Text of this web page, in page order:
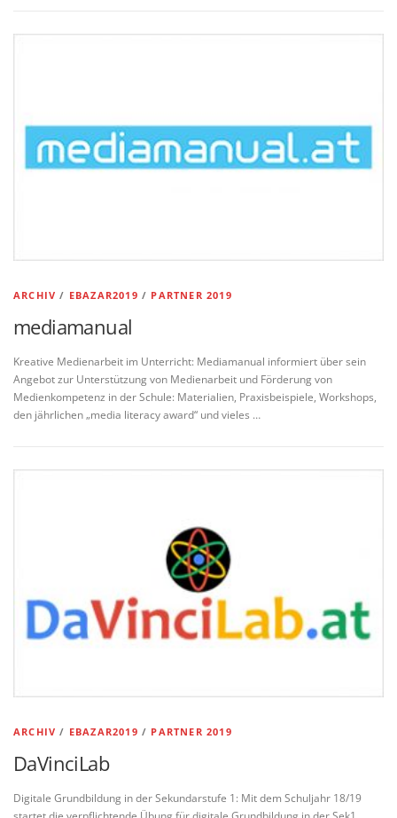
ARCHIV / EBAZAR2019 / PARTNER 2019
mediamanual
Kreative Medienarbeit im Unterricht: Mediamanual informiert über sein
Angebot zur Unterstützung von Medienarbeit und Förderung von
Medienkompetenz in der Schule: Materialien, Praxisbeispiele, Workshops,
den jährlichen „media literacy award“ und vieles …
ARCHIV / EBAZAR2019 / PARTNER 2019
DaVinciLab
Digitale Grundbildung in der Sekundarstufe 1: Mit dem Schuljahr 18/19